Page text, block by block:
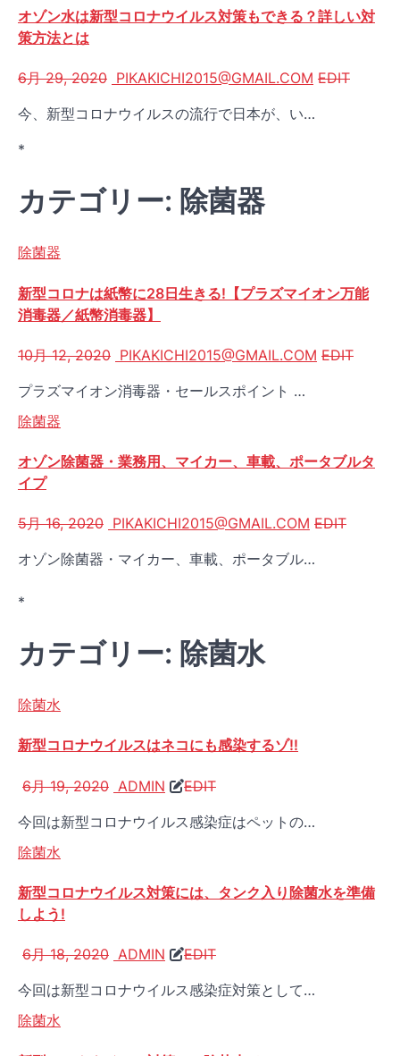
オゾン水は新型コロナウイルス対策もできる？詳しい対
策方法とは
6月 29, 2020 PIKAKICHI2015@GMAIL.COM EDIT
今、新型コロナウイルスの流行で日本が、い…
*
カテゴリー: 除菌器
除菌器
新型コロナは紙幣に28日生きる!【プラズマイオン万能
消毒器／紙幣消毒器】
10月 12, 2020 PIKAKICHI2015@GMAIL.COM EDIT
プラズマイオン消毒器・セールスポイント …
除菌器
オゾン除菌器・業務用、マイカー、車載、ポータブルタ
イプ
5月 16, 2020 PIKAKICHI2015@GMAIL.COM EDIT
オゾン除菌器・マイカー、車載、ポータブル…
*
カテゴリー: 除菌水
除菌水
新型コロナウイルスはネコにも感染するゾ!!
6月 19, 2020 ADMIN
EDIT
今回は新型コロナウイルス感染症はペットの…
除菌水
新型コロナウイルス対策には、タンク入り除菌水を準備
しよう!
6月 18, 2020 ADMIN
EDIT
今回は新型コロナウイルス感染症対策として…
除菌水